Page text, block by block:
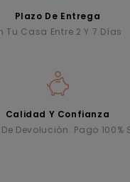
Plazo De Entrega
Tu Casa Entre 2 Y 7 Días
Calidad Y Confianza
Devolución. Pago 100%